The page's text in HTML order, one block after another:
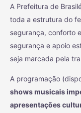
A Prefeitura de
toda a estrutura do
segurança, conforto
segurança e apoio
seja marcada pela
A programação
shows musicais
apresentações